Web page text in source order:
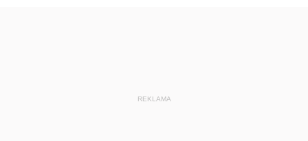
Dziennik Urzędowy Głównego Inspektora Ochrony
REKLAMA